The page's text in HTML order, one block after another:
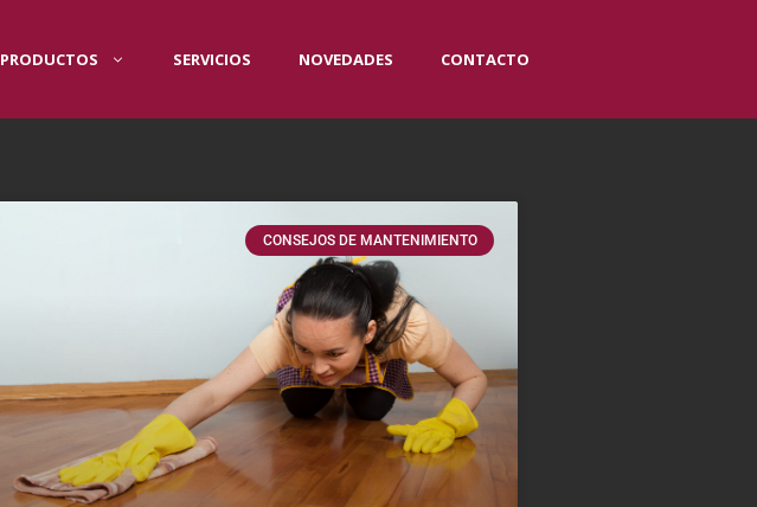
PRODUCTOS SERVICIOS NOVEDADES CONTACTO
CONSEJOS DE MANTENIMIENTO